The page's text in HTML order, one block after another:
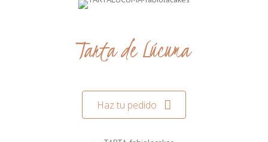
Tarta de Lúcuma
Haz tu pedido